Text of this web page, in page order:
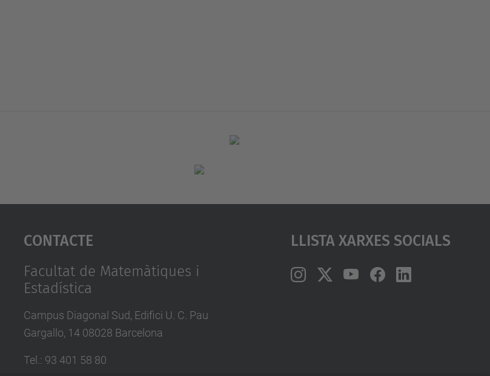
Contacte
Facultat de Matemàtiques i
Estadística
Campus Diagonal Sud, Edifici U. C. Pau
Gargallo, 14 08028 Barcelona
Tel. : 93 401 58 80
Llista Xarxes Socials